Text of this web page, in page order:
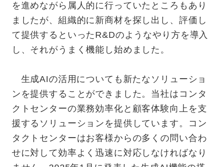
を進めながら属人的に行っていたところもあり
ましたが、組織的に新商材を探し出し、評価し
て提供するといったR&Dのようなやり方を導入
し、それがうまく機能し始めました。
生成AIの活用についても新たなソリューショ
ンを提供することができました。当社はコンタ
クトセンターの業務効率化と顧客体験向上を支
援するソリューションを提供しています。コン
タクトセンターはお客様からの多くの問い合わ
せに対して効率よく迅速に対応しなければなり